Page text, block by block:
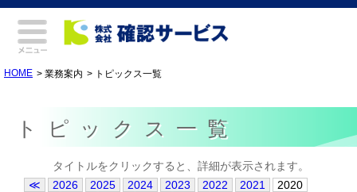
HOME 業務案内 トピックス一覧
トピックス一覧
タイトルをクリックすると、詳細が表示されます。
≪
2026 2025 2024 2023 2022 2021
2020